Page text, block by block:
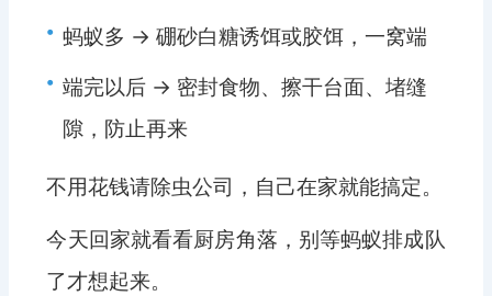
• 蚂蚁多 → 硼砂白糖诱饵或胶饵，一窝端
• 端完以后 → 密封食物、擦干台面、堵缝
隙，防止再来
不用花钱请除虫公司，自己在家就能搞定。
今天回家就看看厨房角落，别等蚂蚁排成队
了才想起来。